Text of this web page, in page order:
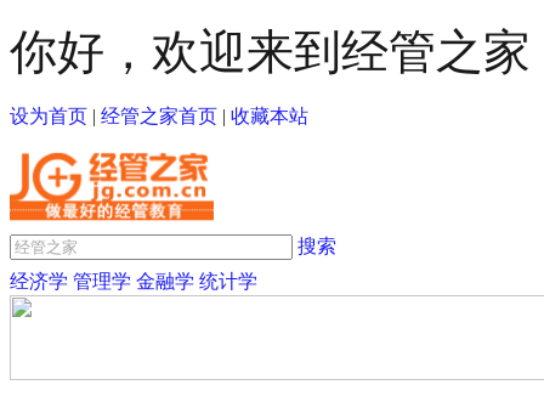
你好，欢迎来到经管之家
设为首页 | 经管之家首页 | 收藏本站
搜索
经济学 管理学 金融学 统计学